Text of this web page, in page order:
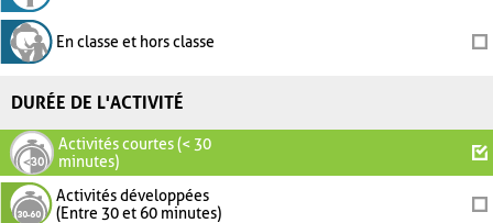
En classe et hors classe
DURÉE DE L'ACTIVITÉ
Activités courtes (< 30
minutes)
Activités développées
(Entre 30 et 60 minutes)